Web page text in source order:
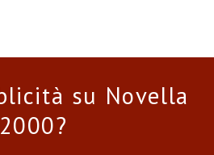
su Novella
2000?